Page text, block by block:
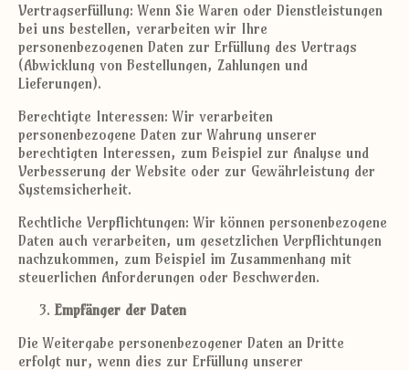
Vertragserfüllung: Wenn Sie Waren oder Dienstleistungen
bei uns bestellen, verarbeiten wir Ihre
personenbezogenen Daten zur Erfüllung des Vertrags
(Abwicklung von Bestellungen, Zahlungen und
Lieferungen).
Berechtigte Interessen: Wir verarbeiten
personenbezogene Daten zur Wahrung unserer
berechtigten Interessen, zum Beispiel zur Analyse und
Verbesserung der Website oder zur Gewährleistung der
Systemsicherheit.
Rechtliche Verpflichtungen: Wir können personenbezogene
Daten auch verarbeiten, um gesetzlichen Verpflichtungen
nachzukommen, zum Beispiel im Zusammenhang mit
steuerlichen Anforderungen oder Beschwerden.
Empfänger der Daten
Die Weitergabe personenbezogener Daten an Dritte
erfolgt nur, wenn dies zur Erfüllung unserer